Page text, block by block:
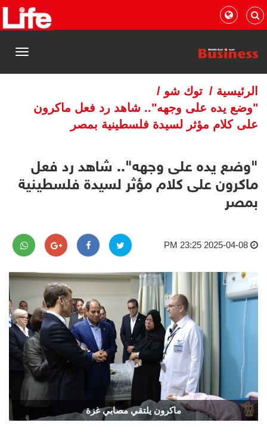
القائمة
الرئيسية / توك شو /
"وضع يده على وجهه".. شاهد رد فعل ماكرون
على كلام مؤثر لسيدة فلسطينية بمصر
"وضع يده على وجهه".. شاهد رد فعل
ماكرون على كلام مؤثر لسيدة فلسطينية
بمصر
2025-04-08 23:25 PM
ماكرون يلتقي مصابي غزة